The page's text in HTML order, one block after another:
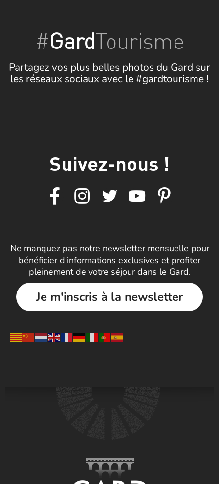
#GardTourisme
Partagez vos plus belles photos du Gard sur
les réseaux sociaux avec le #gardtourisme !
Suivez-nous !
Ne manquez pas notre newsletter mensuelle pour
bénéficier d’informations exclusives et profiter
pleinement de votre séjour dans le Gard.
Je m'inscris à la newsletter